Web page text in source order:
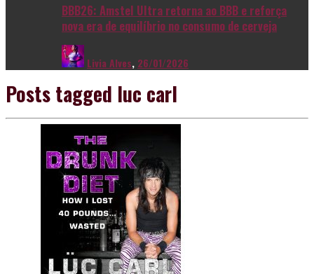
BBB26: Amstel Ultra retorna ao BBB e reforça
nova era de equilíbrio no consumo de cerveja
Livia Alves, 26/01/2026
Posts tagged luc carl